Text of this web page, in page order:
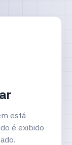
está
é exibido